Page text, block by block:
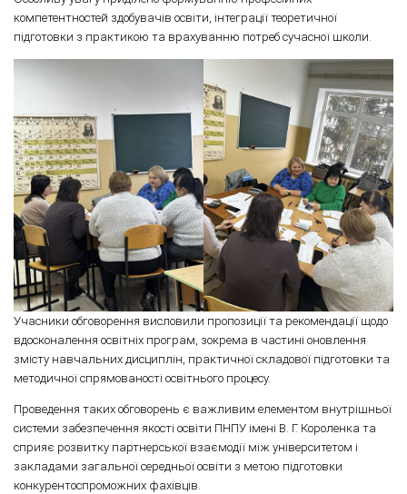
компетентностей здобувачів освіти, інтеграції теоретичної
підготовки з практикою та врахуванню потреб сучасної школи.
Учасники обговорення висловили пропозиції та рекомендації щодо
вдосконалення освітніх програм, зокрема в частині оновлення
змісту навчальних дисциплін, практичної складової підготовки та
методичної спрямованості освітнього процесу.
Проведення таких обговорень є важливим елементом внутрішньої
системи забезпечення якості освіти ПНПУ імені В. Г. Короленка та
сприяє розвитку партнерської взаємодії між університетом і
закладами загальної середньої освіти з метою підготовки
конкурентоспроможних фахівців.